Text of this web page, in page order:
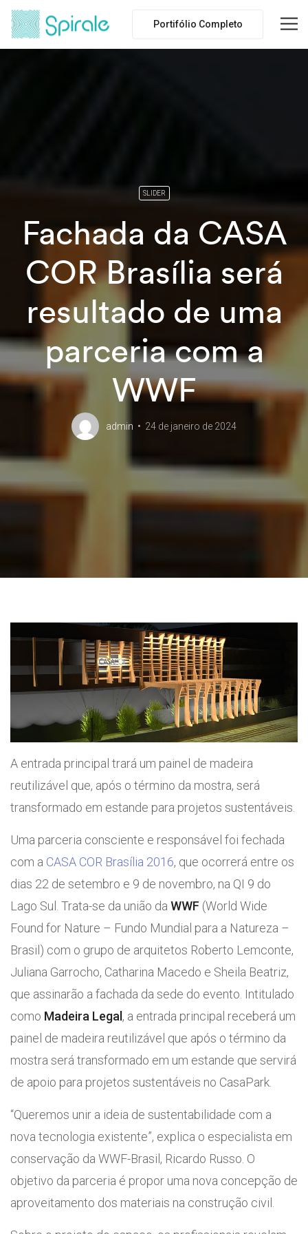
Portifólio Completo
SLIDER
Fachada da CASA
COR Brasília será
resultado de uma
parceria com a
WWF
admin 24 de janeiro de 2024
A entrada principal trará um painel de madeira
reutilizável que, após o término da mostra, será
transformado em estande para projetos sustentáveis.
Uma parceria consciente e responsável foi fechada
com a CASA COR Brasília 2016, que ocorrerá entre os
dias 22 de setembro e 9 de novembro, na QI 9 do
Lago Sul. Trata-se da união da WWF (World Wide
Found for Nature – Fundo Mundial para a Natureza –
Brasil) com o grupo de arquitetos Roberto Lemconte,
Juliana Garrocho, Catharina Macedo e Sheila Beatriz,
que assinarão a fachada da sede do evento. Intitulado
como Madeira Legal , a entrada principal receberá um
painel de madeira reutilizável que após o término da
mostra será transformado em um estande que servirá
de apoio para projetos sustentáveis no CasaPark.
“Queremos unir a ideia de sustentabilidade com a
nova tecnologia existente”, explica o especialista em
conservação da WWF-Brasil, Ricardo Russo. O
objetivo da parceria é propor uma nova concepção de
aproveitamento dos materiais na construção civil.